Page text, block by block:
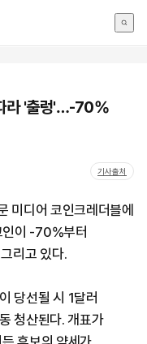
라 '출렁'…-70%
기사출처
미디어 코인크레더블에
인이 -70%부터
리고 있다.
당선될 시 1달러
청산된다. 개표가